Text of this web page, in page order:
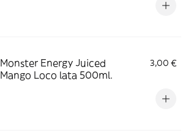
Monster Energy Juiced
Mango Loco lata 500ml.
3,00 €